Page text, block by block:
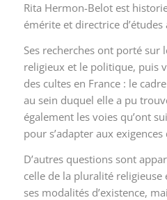
Rita Hermon-Belot est
émérite et directrice d’études
Ses recherches ont porté sur
religieux et le politique, puis
des cultes en France : le
au sein duquel elle a pu
également les voies qu’ont
pour s’adapter aux exigences
D’autres questions sont
celle de la pluralité
ses modalités d’existence,